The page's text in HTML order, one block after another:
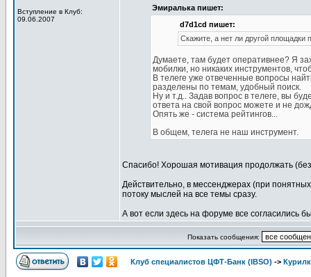
Вступление в Клуб:
09.06.2007
Эмиралька пишет:
d7d1cd пишет:
Скажите, а нет ли другой
Думаете, там будет оперативнее? Я
мобилки, но никаких инструментов,
В телеге уже отвеченные вопросы
разделены по темам, удобный поиск.
Ну и т.д.. Задав вопрос в телеге, вы
ответа на свой вопрос можете и не
Опять же - система рейтингов...
В общем, телега не наш инструмент.
Спасибо! Хорошая мотивация продолжать
Действительно, в мессенджерах (при
потоку мыслей на все темы сразу.
А вот если здесь на форуме все согласились
Показать сообщения:
Клуб специалистов ЦФТ-Банк (IBSO) ->